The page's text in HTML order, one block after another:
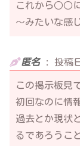
これから○○
～みたいな感じ
匿名: 投稿
この掲示板見
初回なのに情
過去とか現状
るであろうこ